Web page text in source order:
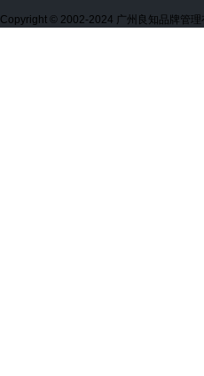
Copyright © 2002-2024 广州良知品牌管